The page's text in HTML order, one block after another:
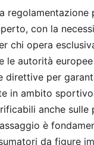
regolamentazione
con la
chi opera
le autorità
direttive per
in ambito
anche sulle
è
da figure